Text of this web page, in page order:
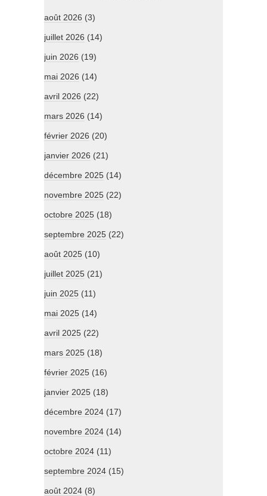
août 2026 (3)
juillet 2026 (14)
juin 2026 (19)
mai 2026 (14)
avril 2026 (22)
mars 2026 (14)
février 2026 (20)
janvier 2026 (21)
décembre 2025 (14)
novembre 2025 (22)
octobre 2025 (18)
septembre 2025 (22)
août 2025 (10)
juillet 2025 (21)
juin 2025 (11)
mai 2025 (14)
avril 2025 (22)
mars 2025 (18)
février 2025 (16)
janvier 2025 (18)
décembre 2024 (17)
novembre 2024 (14)
octobre 2024 (11)
septembre 2024 (15)
août 2024 (8)